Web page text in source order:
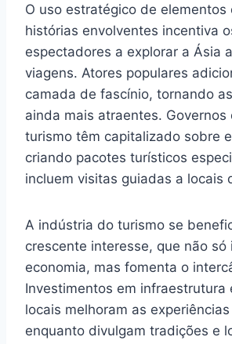
O uso estratégico de elementos
histórias envolventes incentiva
espectadores a explorar a Ásia
viagens. Atores populares
camada de fascínio, tornando
ainda mais atraentes. Governos
turismo têm capitalizado sobre
criando pacotes turísticos
incluem visitas guiadas a locais
A indústria do turismo se
crescente interesse, que não só
economia, mas fomenta o
Investimentos em infraestrutura
locais melhoram as
enquanto divulgam tradições e